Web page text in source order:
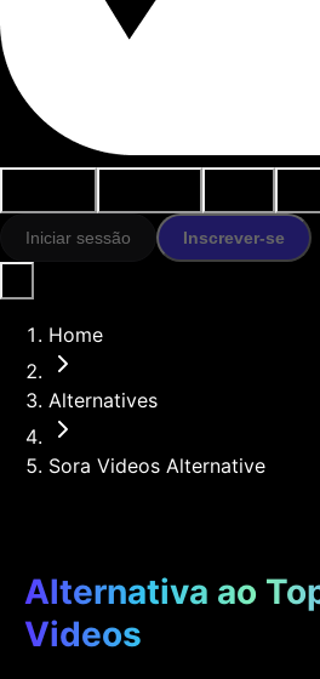
Iniciar sessão Inscrever-se
Home
Alternatives
Sora Videos Alternative
Alternativa ao
Videos